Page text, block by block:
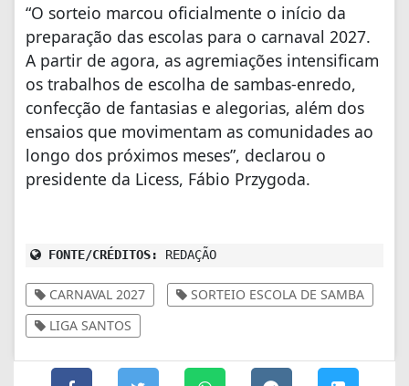
“O sorteio marcou oficialmente o início da
preparação das escolas para o carnaval 2027.
A partir de agora, as agremiações intensificam
os trabalhos de escolha de sambas-enredo,
confecção de fantasias e alegorias, além dos
ensaios que movimentam as comunidades ao
longo dos próximos meses”, declarou o
presidente da Licess, Fábio Przygoda.
FONTE/CRÉDITOS: REDAÇÃO
CARNAVAL 2027
SORTEIO ESCOLA DE SAMBA
LIGA SANTOS